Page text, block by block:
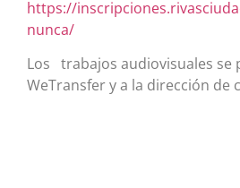
https://
nunca/
Los trabajos audiovisuales se
WeTransfer y a la dirección de